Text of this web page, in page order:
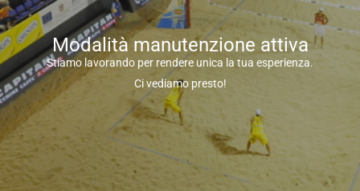
Modalità manutenzione attiva
Stiamo lavorando per rendere unica la tua esperienza.
Ci vediamo presto!